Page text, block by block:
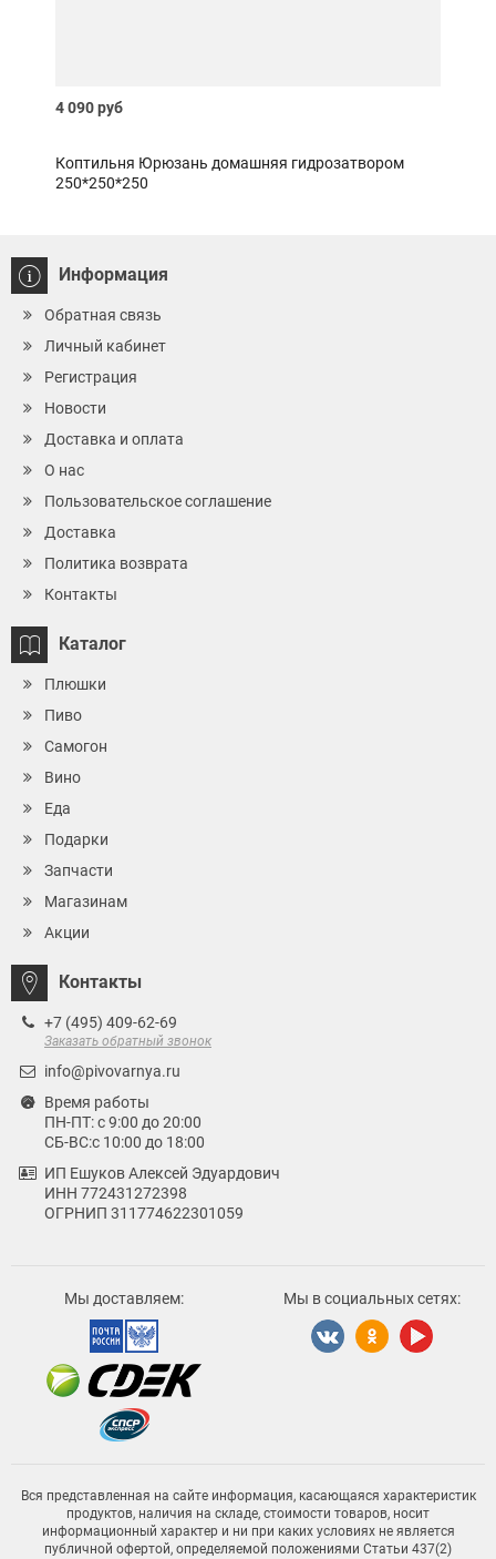
4 090 руб
Коптильня Юрюзань домашняя гидрозатвором
250*250*250
Информация
Обратная связь
Личный кабинет
Регистрация
Новости
Доставка и оплата
О нас
Пользовательское соглашение
Доставка
Политика возврата
Контакты
Каталог
Плюшки
Пиво
Самогон
Вино
Еда
Подарки
Запчасти
Магазинам
Акции
Контакты
+7 (495) 409-62-69
Заказать обратный звонок
info@pivovarnya.ru
Время работы
ПН-ПТ: с 9:00 до 20:00
СБ-ВС:с 10:00 до 18:00
ИП Ешуков Алексей Эдуардович
ИНН 772431272398
ОГРНИП 311774622301059
Мы доставляем: Мы в социальных сетях:
Вся представленная на сайте информация, касающаяся характеристик
продуктов, наличия на складе, стоимости товаров, носит
информационный характер и ни при каких условиях не является
публичной офертой, определяемой положениями Статьи 437(2)